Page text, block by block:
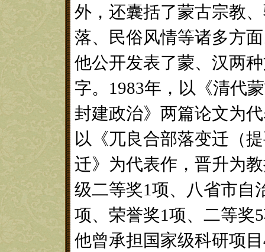
外，还囊括了蒙古宗教
落、民俗风情等诸多方
他公开发表了蒙、汉两
字。1983年，以《清代
封建政治》两篇论文为
以《兀良合部落变迁（
迁》为代表作，晋升为
级二等奖1项、八省市自
项、荣誉奖1项、二等奖
他曾承担国家级科研项